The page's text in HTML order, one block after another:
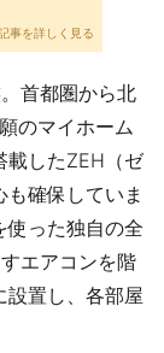
事を詳しく見る
首都圏から北
のマイホーム
載したZEH（ゼ
確保していま
使った独自の全
エアコンを階
設置し、各部屋